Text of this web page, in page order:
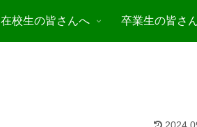
在校生の皆さんへ 卒業生の皆さ